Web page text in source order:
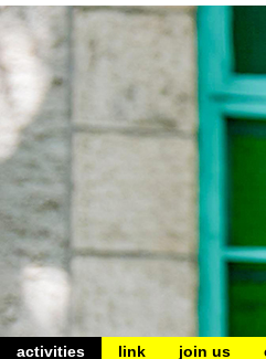
activities link join us